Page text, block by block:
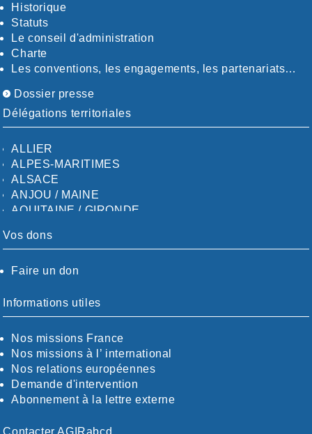
Historique
Statuts
Le conseil d'administration
Charte
Les conventions, les engagements, les partenariats…
Dossier presse
Délégations territoriales
ALLIER
ALPES-MARITIMES
ALSACE
ANJOU / MAINE
AQUITAINE / GIRONDE
AUDE
CALVADOS-ORNE
CHARENTE-MARITIME
CÖTE-D'OR
CÖTES-D'ARMOR
DORDOGNE
DRÖME / ARDÈCHE
ESSONNE
EURE-ET-LOIR
FINISTÈRE
Vos dons
Faire un don
Informations utiles
Nos missions France
Nos missions à l’ international
Nos relations européennes
Demande d'intervention
Abonnement à la lettre externe
Contacter AGIRabcd